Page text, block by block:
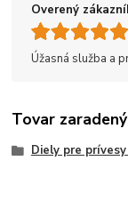
Overený
Úžasná služba a
Tovar
Diely pre